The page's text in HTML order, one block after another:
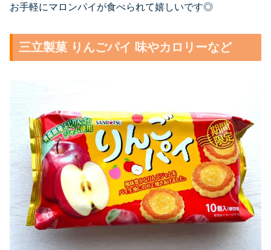
お手軽にマロンパイが食べられて嬉しいです◎
三立製菓 りんごパイ 味やカロリーなど